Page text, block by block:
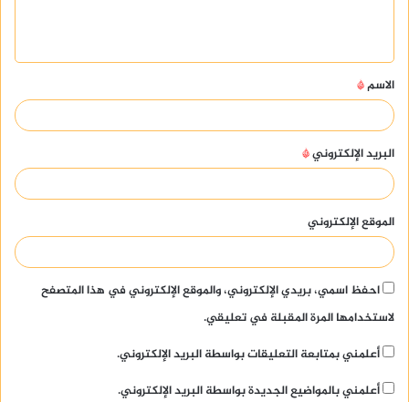
ق
*
الاسم*
البريد الإلكتروني*
الموقع الإلكتروني
احفظ اسمي، بريدي الإلكتروني، والموقع الإلكتروني في هذا المتصفح
لاستخدامها المرة المقبلة في تعليقي.
أعلمني بمتابعة التعليقات بواسطة البريد الإلكتروني.
أعلمني بالمواضيع الجديدة بواسطة البريد الإلكتروني.